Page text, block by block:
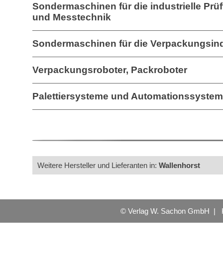
Sondermaschinen für die industrielle
und Messtechnik
Sondermaschinen für die
Verpackungsroboter, Packroboter
Palettiersysteme und
Weitere Hersteller und Lieferanten in: Wallenhorst
© Verlag W. Sachon GmbH |